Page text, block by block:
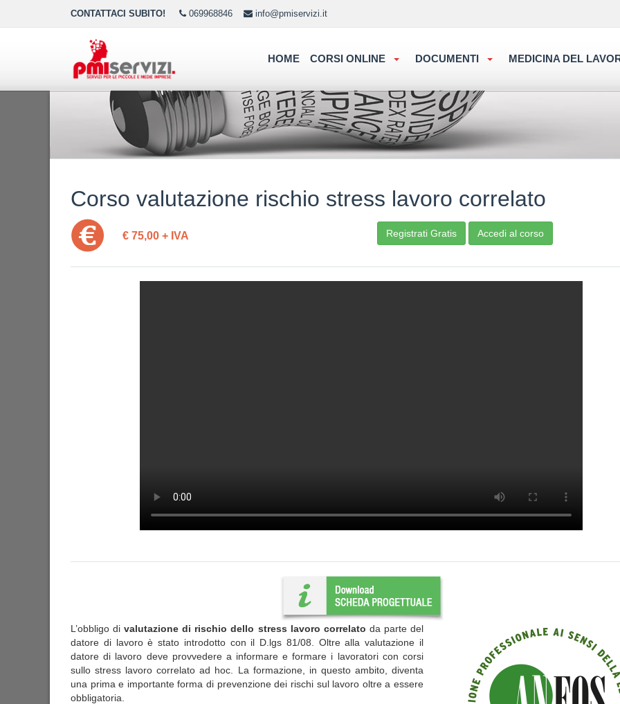
CONTATTACI SUBITO! 069968846 info@pmiservizi.it
HOME CORSI ONLINE DOCUMENTI MEDICINA DEL
Corso valutazione rischio stress lavoro correlato
€ 75,00 + IVA Registrati Gratis Accedi al corso
L’obbligo divalutazione di rischio dello stress lavoro correlato da parte del
datore di lavoro è stato introdotto con il D.lgs 81/08. Oltre alla valutazione il
datore di lavoro deve provvedere a informare e formare i lavoratori con corsi
sullo stress lavoro correlato ad hoc. La formazione, in questo ambito, diventa
una prima e importante forma di prevenzione dei rischi sul lavoro oltre a essere
obbligatoria.